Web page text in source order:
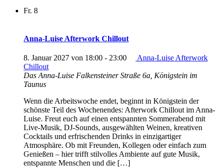
Fr. 8
Anna-Luise Afterwork Chillout
8. Januar 2027 von 18:00 - 23:00
Anna-Luise Afterwork
Chillout
Das Anna-Luise Falkensteiner Straße 6a, Königstein im
Taunus
Wenn die Arbeitswoche endet, beginnt in Königstein der
schönste Teil des Wochenendes: Afterwork Chillout im Anna-
Luise. Freut euch auf einen entspannten Sommerabend mit
Live-Musik, DJ-Sounds, ausgewählten Weinen, kreativen
Cocktails und erfrischenden Drinks in einzigartiger
Atmosphäre. Ob mit Freunden, Kollegen oder einfach zum
Genießen – hier trifft stilvolles Ambiente auf gute Musik,
entspannte Menschen und die […]